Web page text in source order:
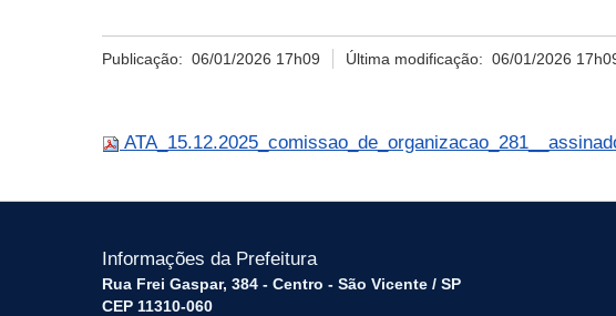
Publicação: 06/01/2026 17h09 Última modificação:06/01/2026
Informações da Prefeitura
Rua Frei Gaspar, 384 - Centro - São Vicente / SP
CEP 11310-060